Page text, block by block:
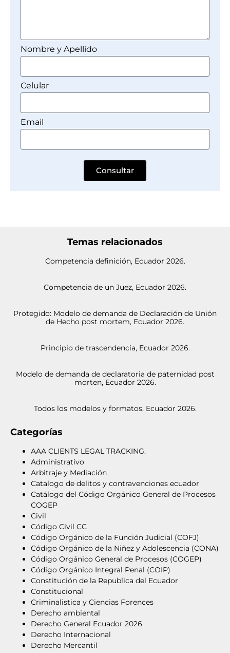
Nombre y Apellido
Celular
Email
Consultar
Temas relacionados
Competencia definición, Ecuador 2026.
Competencia de un Juez, Ecuador 2026.
Protegido: Modelo de demanda de Declaración de Unión
de Hecho post mortem, Ecuador 2026.
Principio de trascendencia, Ecuador 2026.
Modelo de demanda de declaratoria de paternidad post
morten, Ecuador 2026.
Todos los modelos y formatos, Ecuador 2026.
Categorías
AAA CLIENTS LEGAL TRACKING.
Administrativo
Arbitraje y Mediación
Catalogo de delitos y contravenciones ecuador
Catálogo del Código Orgánico General de Procesos
COGEP
Civil
Código Civil CC
Código Orgánico de la Función Judicial (COFJ)
Código Orgánico de la Niñez y Adolescencia (CONA)
Código Orgánico General de Procesos (COGEP)
Código Orgánico Integral Penal (COIP)
Constitución de la Republica del Ecuador
Constitucional
Criminalistica y Ciencias Forences
Derecho ambiental
Derecho General Ecuador 2026
Derecho Internacional
Derecho Mercantil